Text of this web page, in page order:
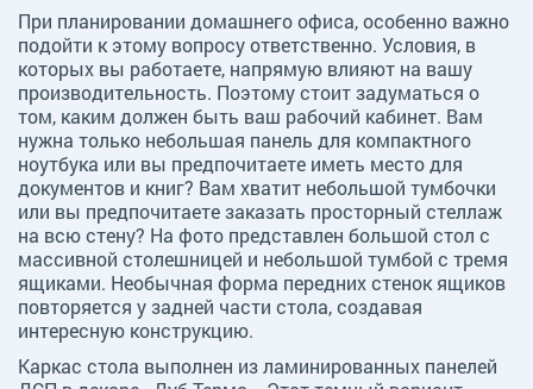
При планировании домашнего офиса, особенно важно
подойти к этому вопросу ответственно. Условия, в
которых вы работаете, напрямую влияют на вашу
производительность. Поэтому стоит задуматься о
том, каким должен быть ваш рабочий кабинет. Вам
нужна только небольшая панель для компактного
ноутбука или вы предпочитаете иметь место для
документов и книг? Вам хватит небольшой тумбочки
или вы предпочитаете заказать просторный стеллаж
на всю стену? На фото представлен большой стол с
массивной столешницей и небольшой тумбой с тремя
ящиками. Необычная форма передних стенок ящиков
повторяется у задней части стола, создавая
интересную конструкцию.
Каркас стола выполнен из ламинированных панелей